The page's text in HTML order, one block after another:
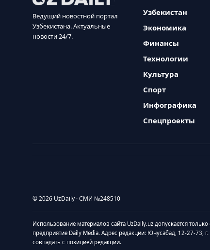
Ведущий новостной портал
Узбекистана. Актуальные
новости 24/7.
Узбекистан
Экономика
Финансы
Технологии
Культура
Спорт
Инфографика
Спецпроекты
© 2026 UzDaily · СМИ №248510
Использование материалов сайта UzDaily.uz допускается
предприятие Daily Media. Адрес редакции: Юнусабад, 12-27-73,
совпадать с позицией редакции.